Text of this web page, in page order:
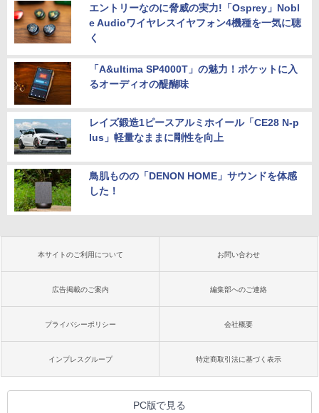
エントリーなのに脅威の実力!「Osprey」Nobl
e Audioワイヤレスイヤフォン4機種を一気に聴
く
「A&ultima SP4000T」の魅力！ポケットに入
るオーディオの醍醐味
レイズ鍛造1ピースアルミホイール「CE28 N-p
lus」軽量なままに剛性を向上
鳥肌ものの「DENON HOME」サウンドを体感
した！
本サイトのご利用について お問い合わせ
広告掲載のご案内 編集部へのご連絡
プライバシーポリシー 会社概要
インプレスグループ 特定商取引法に基づく表示
PC版で見る